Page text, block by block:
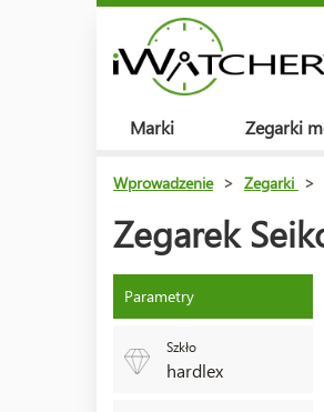
Marki Zegarki
Wprowadzenie > Zegarki >
Zegarek
Parametry
Szkło
hardlex